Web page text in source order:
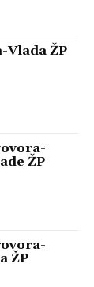
Vlada ŽP
ŽP
ŽP